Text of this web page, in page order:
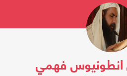
فهمي